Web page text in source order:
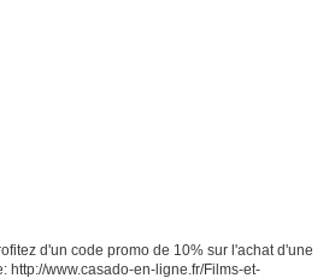
d'un code promo de 10% sur l'achat d'une
http://www.casado-en-ligne.fr/Films-et-